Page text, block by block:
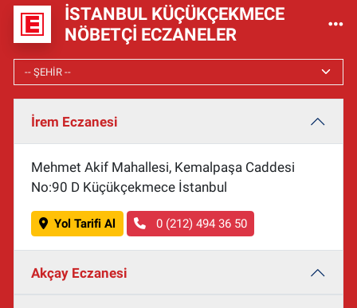
İSTANBUL KÜÇÜKÇEKMECE
NÖBETÇI ECZANELER
İrem Eczanesi
Mehmet Akif Mahallesi, Kemalpaşa Caddesi
No:90 D Küçükçekmece İstanbul
Yol Tarifi Al 0 (212) 494 36 50
Akçay Eczanesi